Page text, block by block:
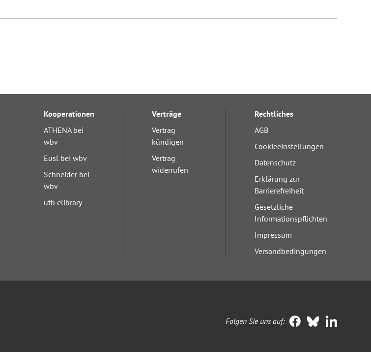
Kooperationen
ATHENA bei
wbv
Eusl bei wbv
Schneider bei
wbv
utb elibrary
Verträge
Vertrag
kündigen
Vertrag
widerrufen
Rechtliches
AGB
Cookieeinstellungen
Datenschutz
Erklärung zur
Barrierefreiheit
Gesetzliche
Informationspflichten
Impressum
Versandbedingungen
Folgen Sie uns auf: